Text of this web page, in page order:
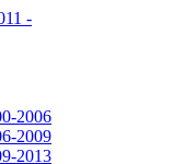
-
2006
2009
2013